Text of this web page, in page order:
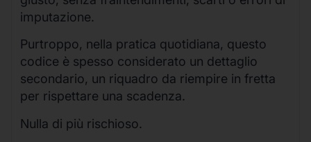
imputazione.
Purtroppo, nella pratica quotidiana, questo
codice è spesso considerato un dettaglio
secondario, un riquadro da riempire in fretta
per rispettare una scadenza.
Nulla di più rischioso.